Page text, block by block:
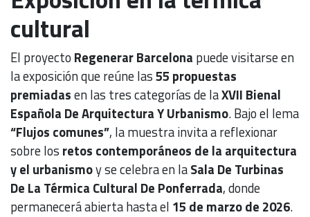
cultural
El proyecto Regenerar Barcelona puede visitarse en
la exposición que reúne las55 propuestas
premiadasen las tres categorías de laXVII Bienal
Española De Arquitectura Y Urbanismo. Bajo el lema
“Flujos comunes”, la muestra invita a reflexionar
sobre los retos contemporáneos de la arquitectura
y el urbanismoy se celebra en laSala De Turbinas
De La Térmica Cultural De Ponferrada, donde
permanecerá abierta hasta el 15 de marzo de 2026.